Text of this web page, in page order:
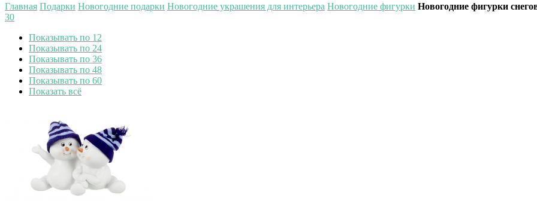
Главная Подарки Новогодние подарки Новогодние украшения для интерьера Новогодние фигурки Новогодние фигурки
30
Показывать по 12
Показывать по 24
Показывать по 36
Показывать по 48
Показывать по 60
Показать всё